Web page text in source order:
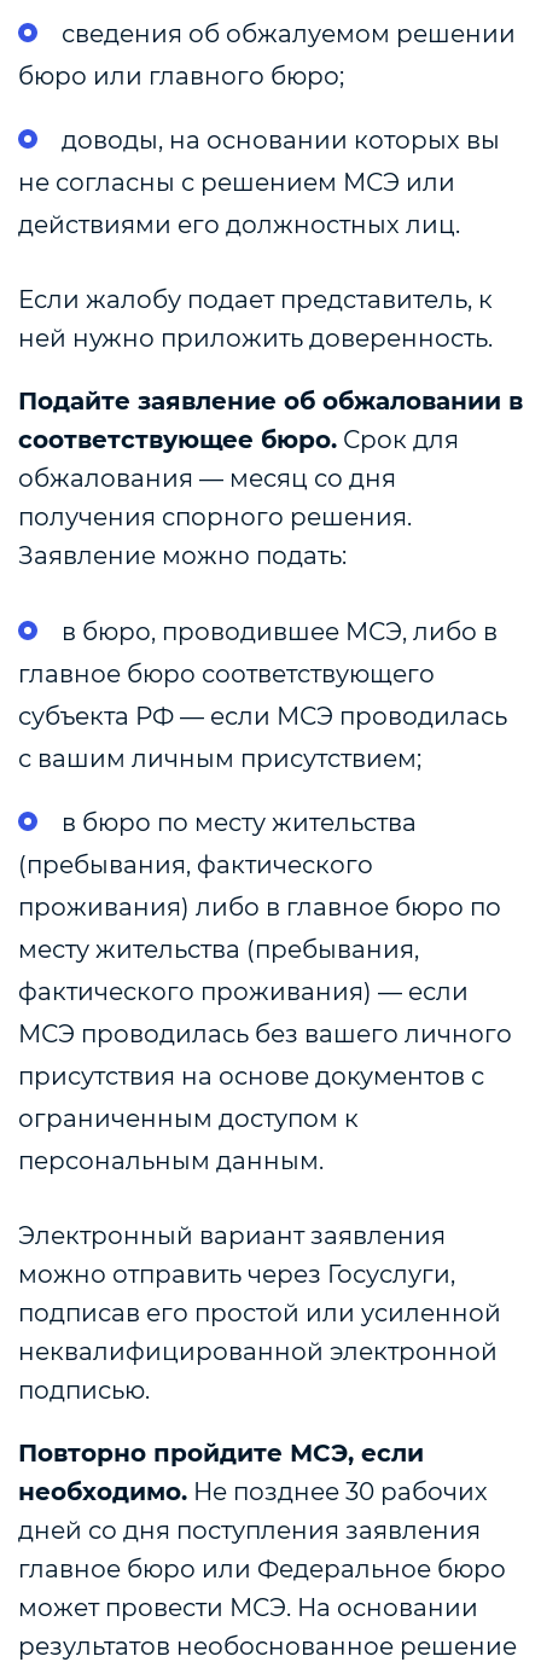
сведения об обжалуемом решении
бюро или главного бюро;
доводы, на основании которых вы
не согласны с решением МСЭ или
действиями его должностных лиц.
Если жалобу подает представитель, к
ней нужно приложить доверенность.
Подайте заявление об обжаловании в
соответствующее бюро. Срок для
обжалования — месяц со дня
получения спорного решения.
Заявление можно подать:
в бюро, проводившее МСЭ, либо в
главное бюро соответствующего
субъекта РФ — если МСЭ проводилась
с вашим личным присутствием;
в бюро по месту жительства
(пребывания, фактического
проживания) либо в главное бюро по
месту жительства (пребывания,
фактического проживания) — если
МСЭ проводилась без вашего личного
присутствия на основе документов с
ограниченным доступом к
персональным данным.
Электронный вариант заявления
можно отправить через Госуслуги,
подписав его простой или усиленной
неквалифицированной электронной
подписью.
Повторно пройдите МСЭ, если
необходимо. Не позднее 30 рабочих
дней со дня поступления заявления
главное бюро или Федеральное бюро
может провести МСЭ. На основании
результатов необоснованное решение